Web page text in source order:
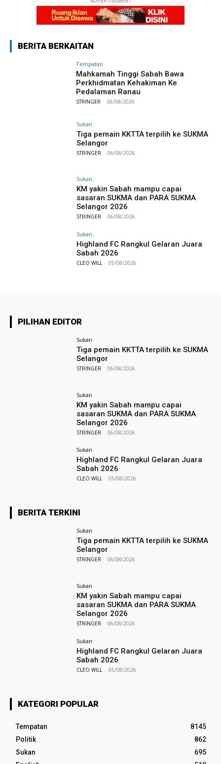
BERITA BERKAITAN
Tempatan
Mahkamah Tinggi Sabah Bawa
Perkhidmatan Kehakiman Ke
Pedalaman Ranau
STRINGER - 06/08/2026
Sukan
Tiga pemain KKTTA terpilih ke SUKMA
Selangor
STRINGER - 06/08/2026
Sukan
KM yakin Sabah mampu capai
sasaran SUKMA dan PARA SUKMA
Selangor 2026
STRINGER - 06/08/2026
Sukan
Highland FC Rangkul Gelaran Juara
Sabah 2026
CLEO WILL - 05/08/2026
PILIHAN EDITOR
Sukan
Tiga pemain KKTTA terpilih ke SUKMA
Selangor
STRINGER - 06/08/2026
Sukan
KM yakin Sabah mampu capai
sasaran SUKMA dan PARA SUKMA
Selangor 2026
STRINGER - 06/08/2026
Sukan
Highland FC Rangkul Gelaran Juara
Sabah 2026
CLEO WILL - 05/08/2026
BERITA TERKINI
Sukan
Tiga pemain KKTTA terpilih ke SUKMA
Selangor
STRINGER - 06/08/2026
Sukan
KM yakin Sabah mampu capai
sasaran SUKMA dan PARA SUKMA
Selangor 2026
STRINGER - 06/08/2026
Sukan
Highland FC Rangkul Gelaran Juara
Sabah 2026
CLEO WILL - 05/08/2026
KATEGORI POPULAR
Tempatan
8145
Politik
862
Sukan
695